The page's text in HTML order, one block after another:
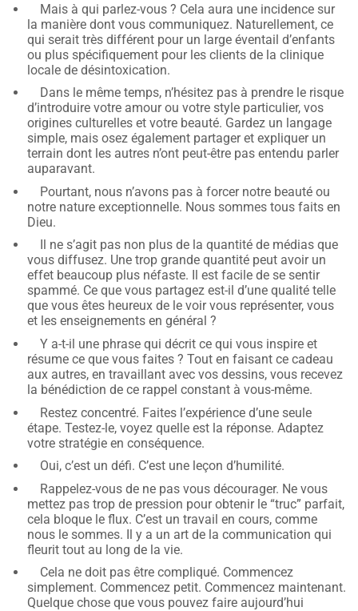
Mais à qui parlez-vous ? Cela aura une incidence sur
la manière dont vous communiquez. Naturellement, ce
qui serait très différent pour un large éventail d’enfants
ou plus spécifiquement pour les clients de la clinique
locale de désintoxication.
Dans le même temps, n’hésitez pas à prendre le risque
d’introduire votre amour ou votre style particulier, vos
origines culturelles et votre beauté. Gardez un langage
simple, mais osez également partager et expliquer un
terrain dont les autres n’ont peut-être pas entendu parler
auparavant.
Pourtant, nous n’avons pas à forcer notre beauté ou
notre nature exceptionnelle. Nous sommes tous faits en
Dieu.
Il ne s’agit pas non plus de la quantité de médias que
vous diffusez. Une trop grande quantité peut avoir un
effet beaucoup plus néfaste. Il est facile de se sentir
spammé. Ce que vous partagez est-il d’une qualité telle
que vous êtes heureux de le voir vous représenter, vous
et les enseignements en général ?
Y a-t-il une phrase qui décrit ce qui vous inspire et
résume ce que vous faites ? Tout en faisant ce cadeau
aux autres, en travaillant avec vos dessins, vous recevez
la bénédiction de ce rappel constant à vous-même.
Restez concentré. Faites l’expérience d’une seule
étape. Testez-le, voyez quelle est la réponse. Adaptez
votre stratégie en conséquence.
Oui, c’est un défi. C’est une leçon d’humilité.
Rappelez-vous de ne pas vous décourager. Ne vous
mettez pas trop de pression pour obtenir le “truc” parfait,
cela bloque le flux. C’est un travail en cours, comme
nous le sommes. Il y a un art de la communication qui
fleurit tout au long de la vie.
Cela ne doit pas être compliqué. Commencez
simplement. Commencez petit. Commencez maintenant.
Quelque chose que vous pouvez faire aujourd’hui